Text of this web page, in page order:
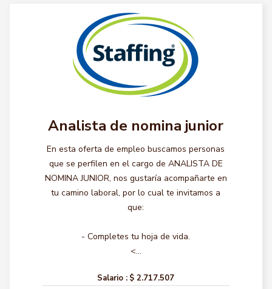
Analista de nomina junior
En esta oferta de empleo buscamos personas
que se perfilen en el cargo de ANALISTA DE
NOMINA JUNIOR, nos gustaría acompañarte en
tu camino laboral, por lo cual te invitamos a
que:
- Completes tu hoja de vida.
<...
Salario : $ 2.717.507